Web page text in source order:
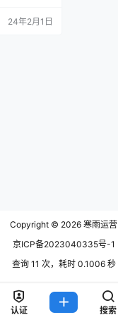
调研 在进行
24年2月1日
Copyright © 2026 寒雨运营
京ICP备2023040335号-1
查询 11 次，耗时 0.1006 秒
认证 搜索